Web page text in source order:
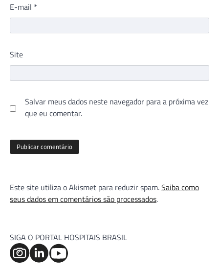
E-mail *
Site
Salvar meus dados neste navegador para a próxima vez
que eu comentar.
Este site utiliza o Akismet para reduzir spam.Saiba como
seus dados em comentários são processados.
SIGA O PORTAL HOSPITAIS BRASIL